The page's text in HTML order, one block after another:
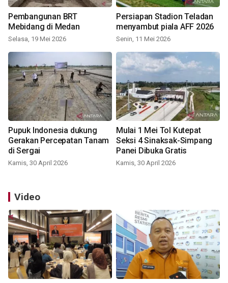
Pembangunan BRT
Mebidang di Medan
Selasa, 19 Mei 2026
Persiapan Stadion Teladan
menyambut piala AFF 2026
Senin, 11 Mei 2026
Pupuk Indonesia dukung
Gerakan Percepatan Tanam
di Sergai
Kamis, 30 April 2026
Mulai 1 Mei Tol Kutepat
Seksi 4 Sinaksak-Simpang
Panei Dibuka Gratis
Kamis, 30 April 2026
Video